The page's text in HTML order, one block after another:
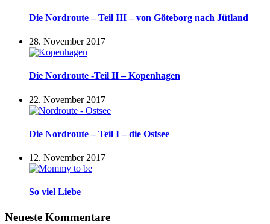
Die Nordroute – Teil III – von Göteborg nach Jütland
28. November 2017
Die Nordroute -Teil II – Kopenhagen
22. November 2017
Die Nordroute – Teil I – die Ostsee
12. November 2017
So viel Liebe
Neueste Kommentare